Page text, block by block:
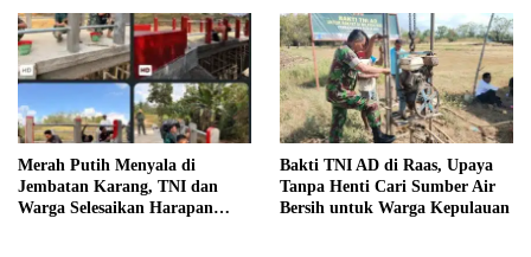
Merah Putih Menyala di
Jembatan Karang, TNI dan
Warga Selesaikan Harapan
Bakti TNI AD di Raas, Upaya
Tanpa Henti Cari Sumber Air
Bersih untuk Warga Kepulauan